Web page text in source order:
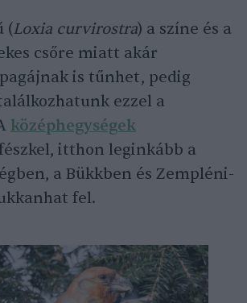
(Loxia curvirostra) a színe és a
csőre miatt akár
is tűnhet, pedig
ezzel a
középhegységek
itthon leginkább a
a Bükkben és Zempléni-
fel.